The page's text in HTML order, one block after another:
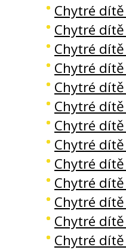
Chytré
Chytré
Chytré
Chytré
Chytré
Chytré
Chytré
Chytré
Chytré
Chytré
Chytré
Chytré
Chytré